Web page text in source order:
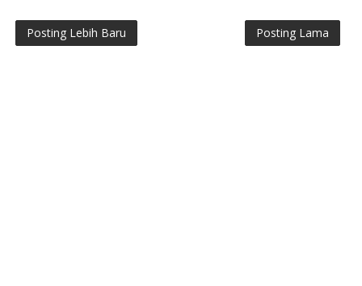
Posting Lebih Baru Posting Lama